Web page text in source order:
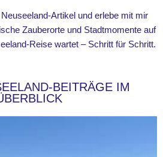
Artikel und erlebe mit mir
Zauberorte und Stadtmomente auf
Reise wartet – Schritt für Schritt.
BEITRÄGE IM